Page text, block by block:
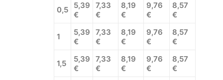
0,5
5,39
€
7,33
€
8,19
€
9,76
€
8,57
€
1
5,39
€
7,33
€
8,19
€
9,76
€
8,57
€
1,5
5,39
€
7,33
€
8,19
€
9,76
€
8,57
€